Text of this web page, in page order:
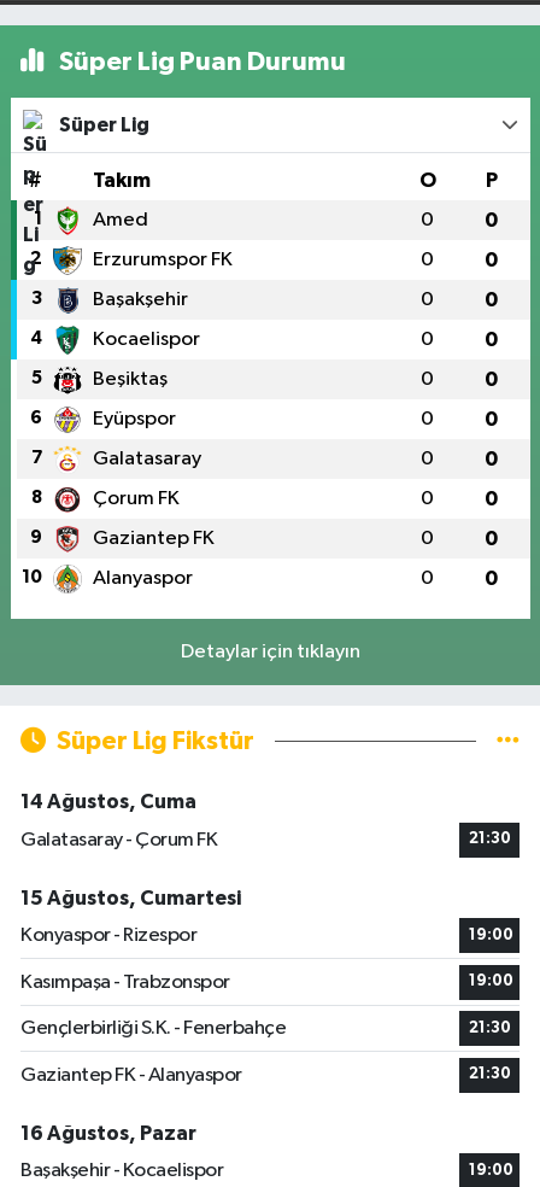
Süper Lig Puan Durumu
Süper Lig
# Takım O P
1 Amed 0 0
2 Erzurumspor FK 0 0
3 Başakşehir 0 0
4 Kocaelispor 0 0
5 Beşiktaş 0 0
6 Eyüpspor 0 0
7 Galatasaray 0 0
8 Çorum FK 0 0
9 Gaziantep FK 0 0
10 Alanyaspor 0 0
Detaylar için tıklayın
Süper Lig Fikstür
14 Ağustos, Cuma
Galatasaray - Çorum FK
21:30
15 Ağustos, Cumartesi
Konyaspor - Rizespor
19:00
Kasımpaşa - Trabzonspor 19:00
Gençlerbirliği S.K. - Fenerbahçe 21:30
Gaziantep FK - Alanyaspor 21:30
16 Ağustos, Pazar
Başakşehir - Kocaelispor
19:00